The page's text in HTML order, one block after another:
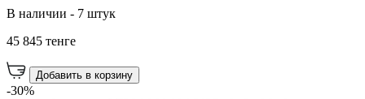
В наличии - 7 штук
45 845 тенге
Добавить в корзину
-30%